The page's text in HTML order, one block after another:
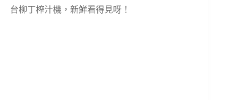
台柳丁榨汁機，新鮮看得見呀！